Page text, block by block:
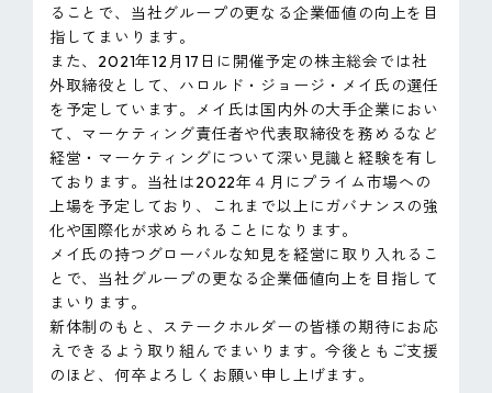
ることで、当社グループの更なる企業価値の向上を目
指してまいります。
また、2021年12月17日に開催予定の株主総会では社
外取締役として、ハロルド・ジョージ・メイ氏の選任
を予定しています。メイ氏は国内外の大手企業におい
て、マーケティング責任者や代表取締役を務めるなど
経営・マーケティングについて深い見識と経験を有し
ております。当社は2022年４月にプライム市場への
上場を予定しており、これまで以上にガバナンスの強
化や国際化が求められることになります。
メイ氏の持つグローバルな知見を経営に取り入れるこ
とで、当社グループの更なる企業価値向上を目指して
まいります。
新体制のもと、ステークホルダーの皆様の期待にお応
えできるよう取り組んでまいります。今後ともご支援
のほど、何卒よろしくお願い申し上げます。